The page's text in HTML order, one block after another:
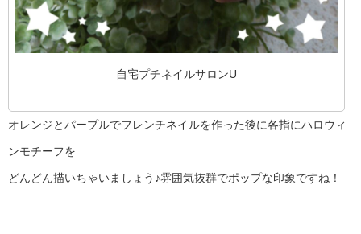
自宅プチネイルサロンU
オレンジとパープルでフレンチネイルを作った後に各指にハロウィ
ンモチーフを
どんどん描いちゃいましょう♪雰囲気抜群でポップな印象ですね！